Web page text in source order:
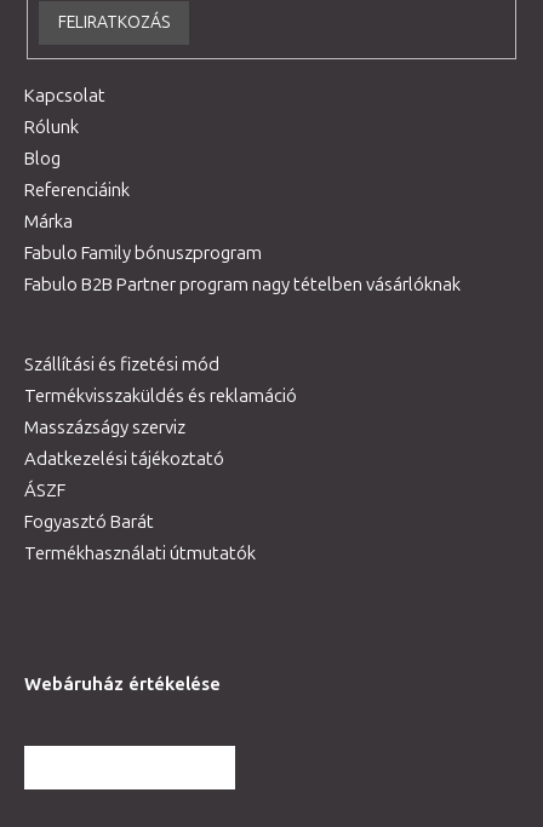
FELIRATKOZÁS
Kapcsolat
Rólunk
Blog
Referenciáink
Márka
Fabulo Family bónuszprogram
Fabulo B2B Partner program nagy tételben vásárlóknak
Szállítási és fizetési mód
Termékvisszaküldés és reklamáció
Masszázságy szerviz
Adatkezelési tájékoztató
ÁSZF
Fogyasztó Barát
Termékhasználati útmutatók
Webáruház értékelése